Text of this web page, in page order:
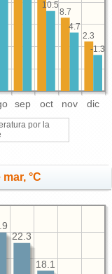
sep oct nov dic
2.3
8.7
-1.3
4.7
10.5
por la
°C
18.1
22.3